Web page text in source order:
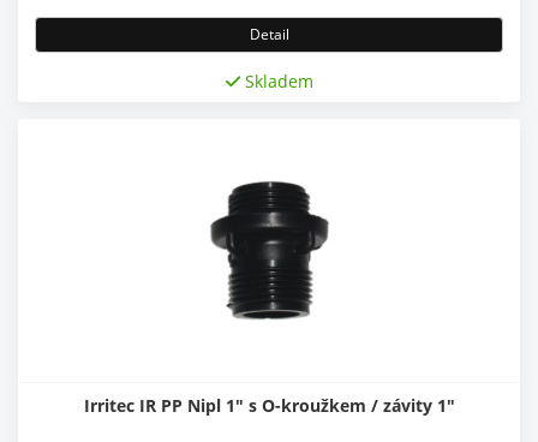
Detail
Skladem
Irritec IR PP Nipl 1" s O-kroužkem / závity 1"